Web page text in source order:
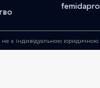
є індивідуальною юридичною